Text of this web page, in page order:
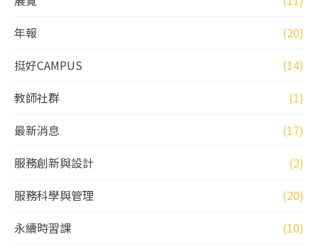
年報
(20)
挺好CAMPUS
(14)
教師社群
(1)
最新消息
(17)
服務創新與設計
(2)
服務科學與管理
(20)
永續時習課
(10)